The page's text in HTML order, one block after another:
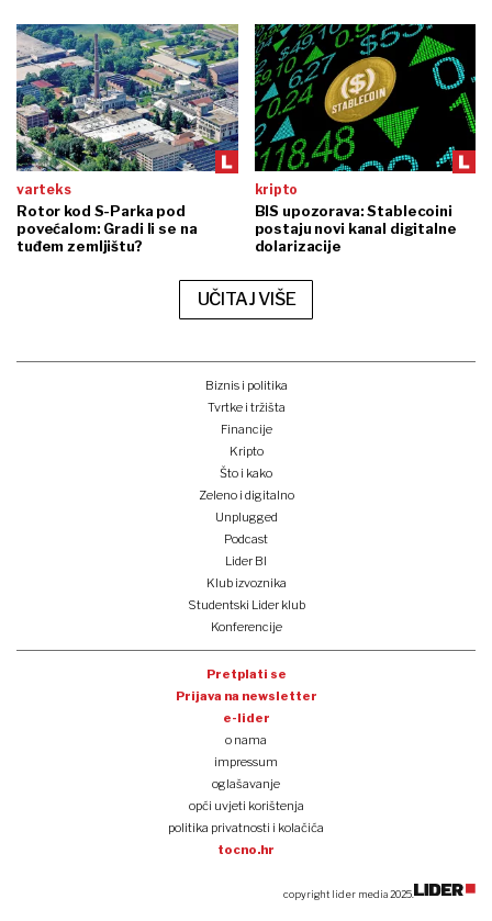
varteks
Rotor kod S-Parka pod
povećalom: Gradi li se na
tuđem zemljištu?
kripto
BIS upozorava: Stablecoini
postaju novi kanal digitalne
dolarizacije
UČITAJ VIŠE
Biznis i politika
Tvrtke i tržišta
Financije
Kripto
Što i kako
Zeleno i digitalno
Unplugged
Podcast
Lider BI
Klub izvoznika
Studentski Lider klub
Konferencije
Pretplati se
Prijava na newsletter
e-lider
o nama
impressum
oglašavanje
opći uvjeti korištenja
politika privatnosti i kolačića
tocno.hr
copyright lider media 2025.